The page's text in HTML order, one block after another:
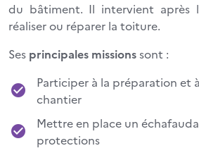
du bâtiment. Il intervient après
réaliser ou réparer la toiture.
Ses principales missionssont :
Participer à la préparation et
chantier
Mettre en place un
protections